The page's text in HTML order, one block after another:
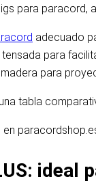
para
adecuado
para
para
tabla
ideal